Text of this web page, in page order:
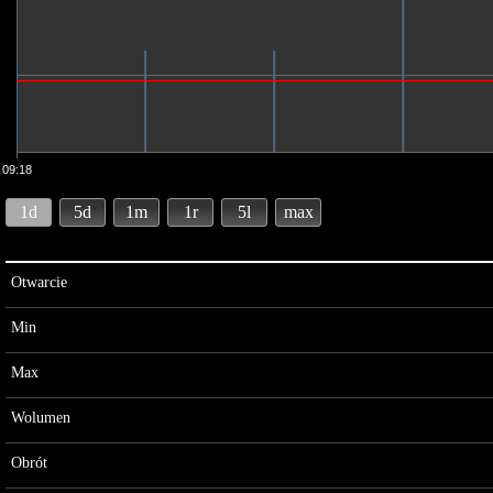
09:18
1d 5d 1m 1r 5l max
Otwarcie
Min
Max
Wolumen
Obrót